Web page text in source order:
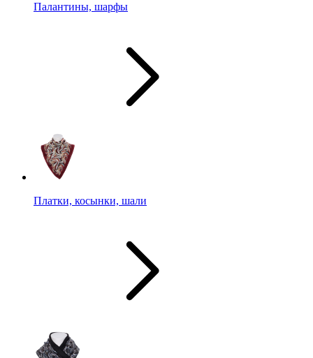
Палантины, шарфы
Платки, косынки, шали